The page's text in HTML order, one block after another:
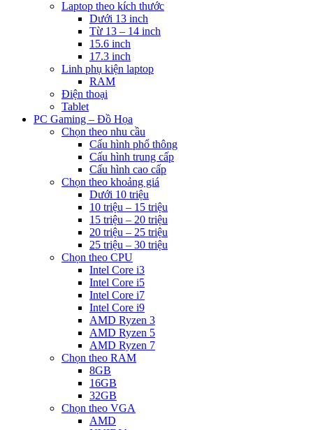
Laptop theo kích thước
Dưới 13 inch
Từ 13 – 14 inch
15.6 inch
17.3 inch
Linh phụ kiện laptop
RAM
Điện thoại
Tablet
PC Gaming – Đồ Họa
Chọn theo nhu cầu
Cấu hình phổ thông
Cấu hình trung cấp
Cấu hình cao cấp
Chọn theo khoảng giá
Dưới 10 triệu
10 triệu – 15 triệu
15 triệu – 20 triệu
20 triệu – 25 triệu
25 triệu – 30 triệu
Chọn theo CPU
Intel Core i3
Intel Core i5
Intel Core i7
Intel Core i9
AMD Ryzen 3
AMD Ryzen 5
AMD Ryzen 7
Chọn theo RAM
8GB
16GB
32GB
Chọn theo VGA
AMD